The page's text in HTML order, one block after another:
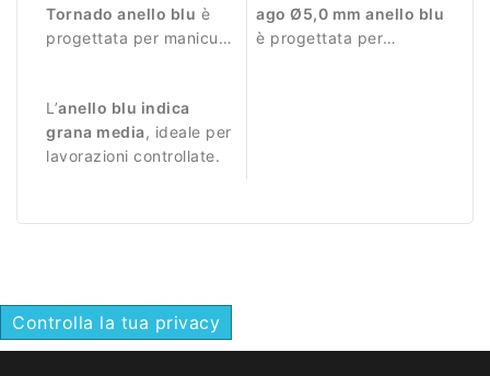
Tornado anello blu è
progettata per manicure
L’anello blu indica
grana media, ideale per
lavorazioni controllate.
ago Ø5,0 mm anello blu
è progettata per
Controlla la tua privacy